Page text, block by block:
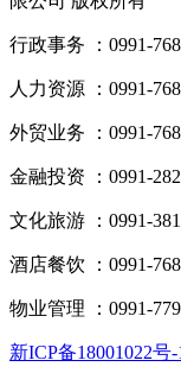
行政事务 ：0991-
人力资源 ：0991-
外贸业务 ：0991-
金融投资 ：0991-
文化旅游 ：0991-
酒店餐饮 ：0991-
物业管理 ：0991-
新ICP备18001022号